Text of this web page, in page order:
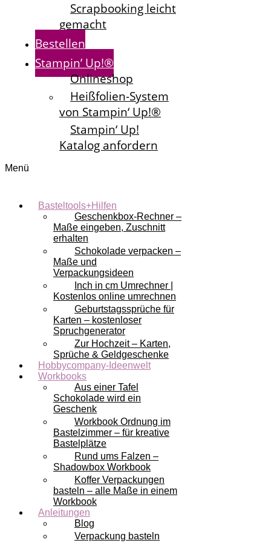
Scrapbooking leicht
gemacht
Bestellen
Stampin’ Up!®
Onlineshop
Heißfolien-System
von Stampin‘ Up!®
Stampin‘ Up!
Katalog anfordern
Menü
Basteltools+Hilfen
Geschenkbox-Rechner –
Maße eingeben, Zuschnitt
erhalten
Schokolade verpacken –
Maße und
Verpackungsideen
Inch in cm Umrechner |
Kostenlos online umrechnen
Geburtstagssprüche für
Karten – kostenloser
Spruchgenerator
Zur Hochzeit – Karten,
Sprüche & Geldgeschenke
Hobbycompany-Ideenwelt
Workbooks
Aus einer Tafel
Schokolade wird ein
Geschenk
Workbook Ordnung im
Bastelzimmer – für kreative
Bastelplätze
Rund ums Falzen –
Shadowbox Workbook
Koffer Verpackungen
basteln – alle Maße in einem
Workbook
Anleitungen
Blog
Verpackung basteln